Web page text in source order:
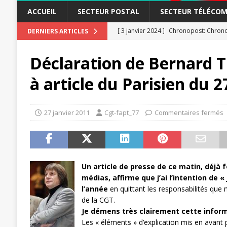
ACCUEIL SECTEUR POSTAL SECTEUR
DERNIERS ARTICLES [ 3 janvier 2024 ] Chronopost:
[ 20 novembre 2023 ]
ACTUALITÉ
[ 15 novembre 2023 ] Postières –
[ 3 avril 2026 ] Mutuelle : encore des
POSTAL
[ 19 septembre 2025 ] La Poste -
SECTEUR POSTAL
[ 16 septembre 2025 ] La Poste –
[ 11 septembre 2025 ] Chronopost –
Déclaration de Bernard
à article du Parisien du
27 janvier 2011 Cgt-fapt_77 Commentaires fermés
Un article de presse de ce matin, déjà
médias, affirme que j’ai l’intention de
l’année en quittant les responsabilités que
de la CGT.
Je démens très clairement cette
Les « éléments » d’explication mis en